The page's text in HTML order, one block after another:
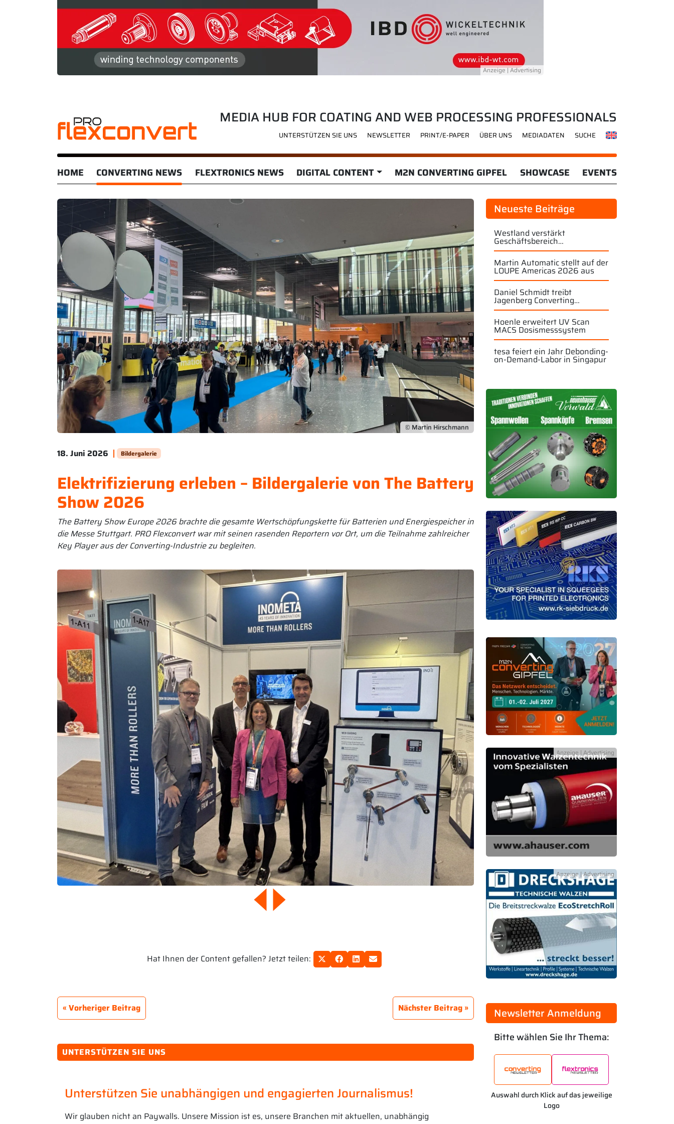
MEDIA HUB FOR COATING AND WEB PROCESSING PROFESSIONALS
UNTERSTÜTZEN SIE UNS NEWSLETTER PRINT/E-PAPER ÜBER UNS MEDIADATEN SUCHE
HOME CONVERTING NEWS FLEXTRONICS NEWS DIGITAL CONTENT M2N CONVERTING GIPFEL SHOWCASE EVENTS
© Martin Hirschmann
18. Juni 2026 Bildergalerie
Elektrifizierung erleben – Bildergalerie von The Battery
Show 2026
The Battery Show Europe 2026 brachte die gesamte Wertschöpfungskette für Batterien und Energiespeicher in
die Messe Stuttgart. PRO Flexconvert war mit seinen rasenden Reportern vor Ort, um die Teilnahme zahlreicher
Key Player aus der Converting-Industrie zu begleiten.
Hat Ihnen der Content gefallen? Jetzt teilen:
Vorheriger Beitrag Nächster Beitrag
UNTERSTÜTZEN SIE UNS
Unterstützen Sie unabhängigen und engagierten Journalismus!
Wir glauben nicht an Paywalls. Unsere Mission ist es, unsere Branchen mit aktuellen, unabhängig
Neueste Beiträge
Westland verstärkt
Geschäftsbereich
Industriewalzen
Martin Automatic stellt auf der
LOUPE Americas 2026 aus
Daniel Schmidt treibt
Jagenberg Converting
Solutions weiter voran
Hoenle erweitert UV Scan
MACS Dosismesssystem
tesa feiert ein Jahr Debonding-
on-Demand-Labor in Singapur
Newsletter Anmeldung
Bitte wählen Sie Ihr Thema:
Auswahl durch Klick auf das jeweilige
Logo